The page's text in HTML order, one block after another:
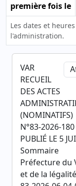
première fois le
Les dates et
l'administration.
VAR
RECUEIL
DES ACTES
(NOMINATIFS)
N°83-2026-180
PUBLIÉ LE 5
Sommaire
Préfecture du
et de la légalité